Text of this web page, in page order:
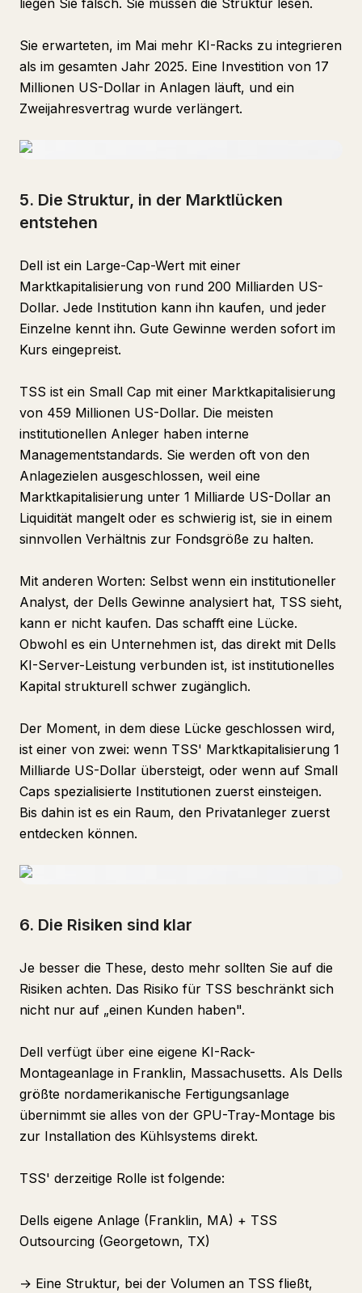
liegen Sie falsch. Sie müssen die Struktur lesen.
Sie erwarteten, im Mai mehr KI-Racks zu integrieren
als im gesamten Jahr 2025. Eine Investition von 17
Millionen US-Dollar in Anlagen läuft, und ein
Zweijahresvertrag wurde verlängert.
5. Die Struktur, in der Marktlücken
entstehen
Dell ist ein Large-Cap-Wert mit einer
Marktkapitalisierung von rund 200 Milliarden US-
Dollar. Jede Institution kann ihn kaufen, und jeder
Einzelne kennt ihn. Gute Gewinne werden sofort im
Kurs eingepreist.
TSS ist ein Small Cap mit einer Marktkapitalisierung
von 459 Millionen US-Dollar. Die meisten
institutionellen Anleger haben interne
Managementstandards. Sie werden oft von den
Anlagezielen ausgeschlossen, weil eine
Marktkapitalisierung unter 1 Milliarde US-Dollar an
Liquidität mangelt oder es schwierig ist, sie in einem
sinnvollen Verhältnis zur Fondsgröße zu halten.
Mit anderen Worten: Selbst wenn ein institutioneller
Analyst, der Dells Gewinne analysiert hat, TSS sieht,
kann er nicht kaufen. Das schafft eine Lücke.
Obwohl es ein Unternehmen ist, das direkt mit Dells
KI-Server-Leistung verbunden ist, ist institutionelles
Kapital strukturell schwer zugänglich.
Der Moment, in dem diese Lücke geschlossen wird,
ist einer von zwei: wenn TSS' Marktkapitalisierung 1
Milliarde US-Dollar übersteigt, oder wenn auf Small
Caps spezialisierte Institutionen zuerst einsteigen.
Bis dahin ist es ein Raum, den Privatanleger zuerst
entdecken können.
6. Die Risiken sind klar
Je besser die These, desto mehr sollten Sie auf die
Risiken achten. Das Risiko für TSS beschränkt sich
nicht nur auf „einen Kunden haben".
Dell verfügt über eine eigene KI-Rack-
Montageanlage in Franklin, Massachusetts. Als Dells
größte nordamerikanische Fertigungsanlage
übernimmt sie alles von der GPU-Tray-Montage bis
zur Installation des Kühlsystems direkt.
TSS' derzeitige Rolle ist folgende:
Dells eigene Anlage (Franklin, MA) + TSS
Outsourcing (Georgetown, TX)
→ Eine Struktur, bei der Volumen an TSS fließt,